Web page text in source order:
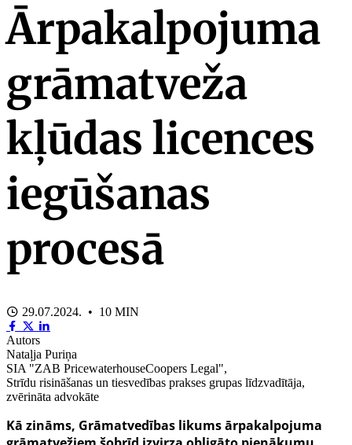
Ārpakalpojuma
grāmatveža
kļūdas licences
iegūšanas
procesā
29.07.2024. • 10 MIN
Autors
Nataļja Puriņa
SIA "ZAB PricewaterhouseCoopers Legal",
Strīdu risināšanas un tiesvedības prakses grupas līdzvadītāja,
zvērināta advokāte
Kā zināms, Grāmatvedības likums ārpakalpojuma